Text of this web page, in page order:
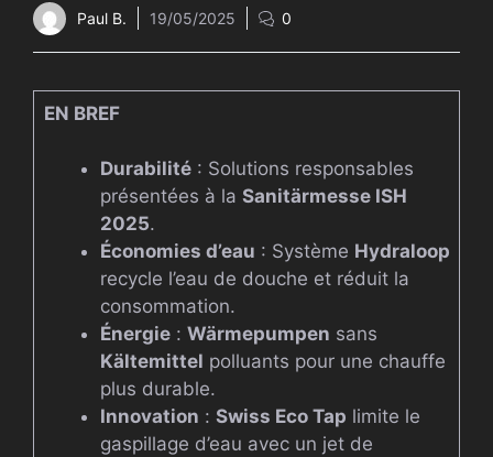
Paul B. 19/05/2025 0
EN BREF
Durabilité: Solutions responsables
présentées à la Sanitärmesse ISH
2025.
Économies d’eau : Système Hydraloop
recycle l’eau de douche et réduit la
consommation.
Énergie: Wärmepumpen sans
Kältemittel polluants pour une chauffe
plus durable.
Innovation : Swiss Eco Tap limite le
gaspillage d’eau avec un jet de